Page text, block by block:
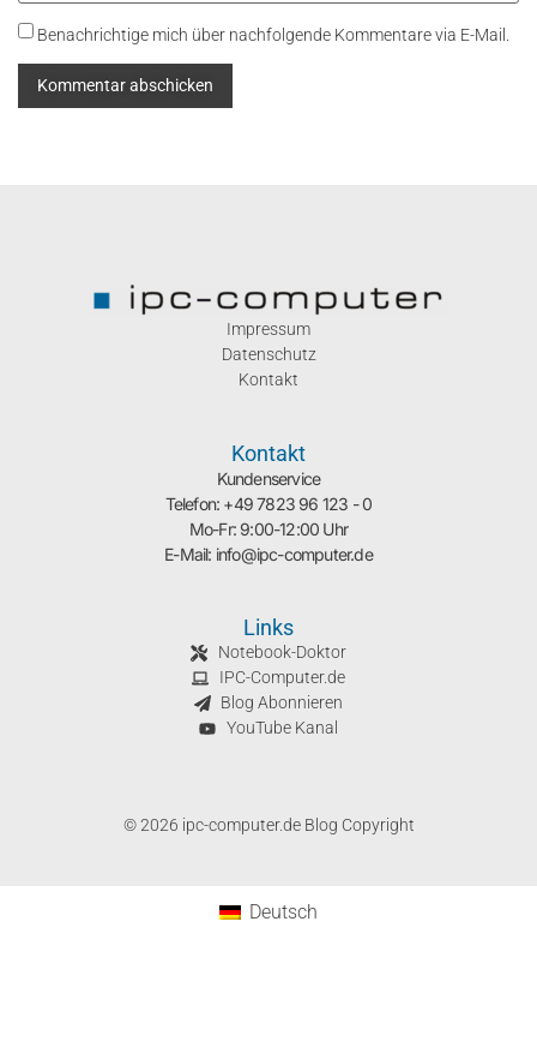
Benachrichtige mich über nachfolgende Kommentare via E-Mail.
Impressum
Datenschutz
Kontakt
Kontakt
Kundenservice
Telefon: +49 7823 96 123 - 0
Mo-Fr: 9:00-12:00 Uhr
E-Mail: info@ipc-computer.de
Links
Notebook-Doktor
IPC-Computer.de
Blog Abonnieren
YouTube Kanal
© 2026 ipc-computer.de Blog Copyright
Deutsch